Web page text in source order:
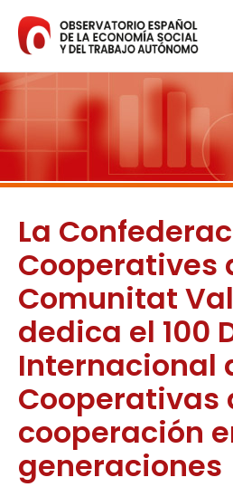
contenido
La
Cooperatives
Comunitat
dedica el 100
Internacional
Cooperativas
cooperación
generaciones